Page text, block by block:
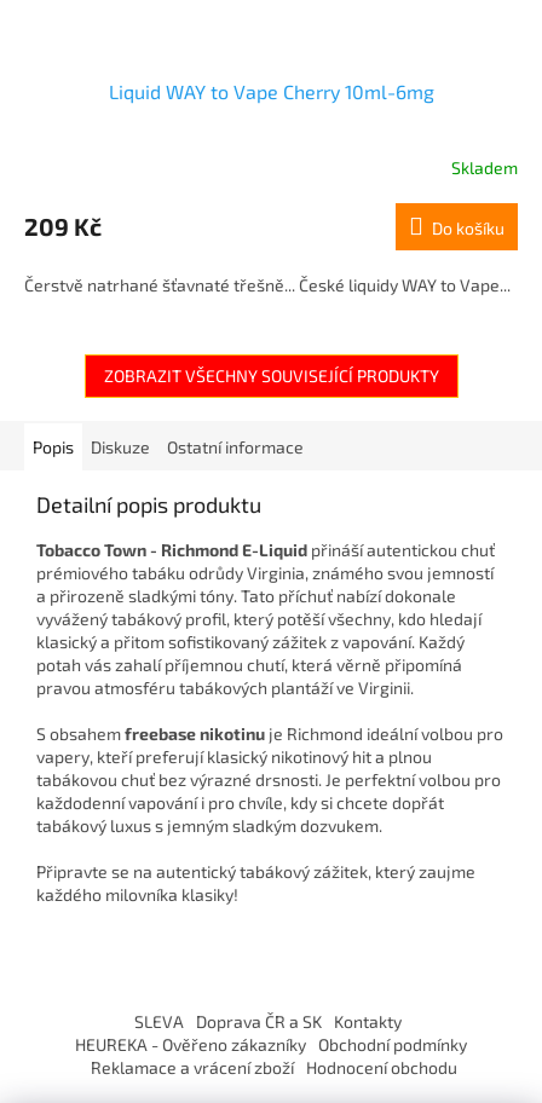
Liquid WAY to Vape Cherry 10ml-6mg
Skladem
209 Kč Do košíku
Čerstvě natrhané šťavnaté třešně... České liquidy WAY to Vape...
ZOBRAZIT VŠECHNY SOUVISEJÍCÍ PRODUKTY
Popis Diskuze Ostatní informace
Detailní popis produktu
Tobacco Town - Richmond E-Liquid přináší autentickou chuť
prémiového tabáku odrůdy Virginia, známého svou jemností
a přirozeně sladkými tóny. Tato příchuť nabízí dokonale
vyvážený tabákový profil, který potěší všechny, kdo hledají
klasický a přitom sofistikovaný zážitek z vapování. Každý
potah vás zahalí příjemnou chutí, která věrně připomíná
pravou atmosféru tabákových plantáží ve Virginii.
S obsahemfreebase nikotinu je Richmond ideální volbou pro
vapery, kteří preferují klasický nikotinový hit a plnou
tabákovou chuť bez výrazné drsnosti. Je perfektní volbou pro
každodenní vapování i pro chvíle, kdy si chcete dopřát
tabákový luxus s jemným sladkým dozvukem.
Připravte se na autentický tabákový zážitek, který zaujme
každého milovníka klasiky!
SLEVA Doprava ČR a SK
Kontakty
HEUREKA - Ověřeno zákazníky
Obchodní podmínky
Reklamace a vrácení zboží
Hodnocení obchodu